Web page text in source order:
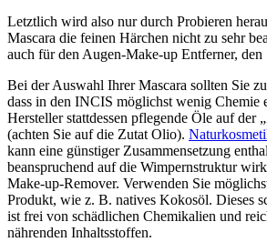
Letztlich wird also nur durch Probieren
Mascara die feinen Härchen nicht zu sehr
auch für den Augen-Make-up Entferner, den
Bei der Auswahl Ihrer Mascara sollten Sie
dass in den INCIS möglichst wenig Chemie
Hersteller stattdessen pflegende Öle auf der
(achten Sie auf die Zutat Olio).
kann eine günstiger Zusammensetzung
beanspruchend auf die Wimpernstruktur
Make-up-Remover. Verwenden Sie
Produkt, wie z. B. natives Kokosöl. Dieses
ist frei von schädlichen Chemikalien und
nährenden Inhaltsstoffen.